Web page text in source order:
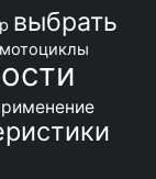
выбрать
мотоциклы